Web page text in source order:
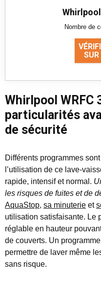
Whirlpool
Nombre de
Whirlpool WRFC
particularités
de sécurité
Différents programmes
l’utilisation de ce lave-
rapide, intensif et normal.
les risques de fuites et de
AquaStop, sa minuterie et
utilisation satisfaisante. Le
réglable en hauteur
de couverts. Un
permettre de laver même
sans risque.